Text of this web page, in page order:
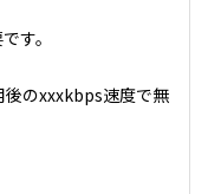
す。
のxxxkbps速度で無